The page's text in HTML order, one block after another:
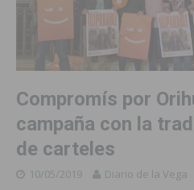
Compromís por
campaña con la
de carteles
10/05/2019 Diario de la Vega